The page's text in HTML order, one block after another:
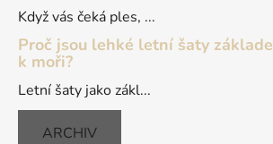
Když vás čeká ples, ...
Proč jsou lehké letní šaty
k moři?
Letní šaty jako zákl...
ARCHIV